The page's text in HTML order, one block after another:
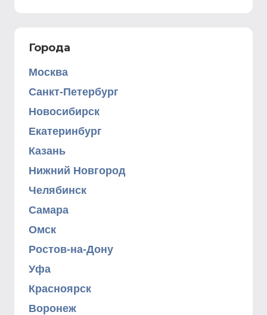
Города
Москва
Санкт-Петербург
Новосибирск
Екатеринбург
Казань
Нижний Новгород
Челябинск
Самара
Омск
Ростов-на-Дону
Уфа
Красноярск
Воронеж